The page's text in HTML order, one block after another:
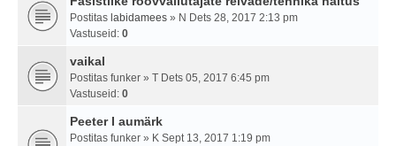
Postitas labidamees » N Dets 28, 2017 2:13 pm
Vastuseid: 0
vaikal
Postitas funker » T Dets 05, 2017 6:45 pm
Vastuseid: 0
Peeter I aumärk
Postitas funker » K Sept 13, 2017 1:19 pm